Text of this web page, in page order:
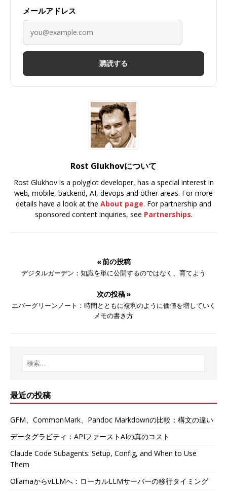
メールアドレス
購読する
Rost Glukhovについて
Rost Glukhov is a polyglot developer, has a special interest in
web, mobile, backend, AI, devops and other areas. For more
details have a look at the About page. For partnership and
sponsored content inquiries, see Partnerships.
« 前の投稿
デジタルガーデン：知識を単に公開するのではなく、育てよう
次の投稿 »
エバーグリーンノート：時間とともに複利のように価値を増していく
メモの書き方
最近の投稿
GFM、CommonMark、Pandoc Markdownの比較：構文の違い
データグラビティ：APIファーストAIの真のコスト
Claude Code Subagents: Setup, Config, and When to Use
Them
OllamaからvLLMへ：ローカルLLMサーバーの移行タイミング